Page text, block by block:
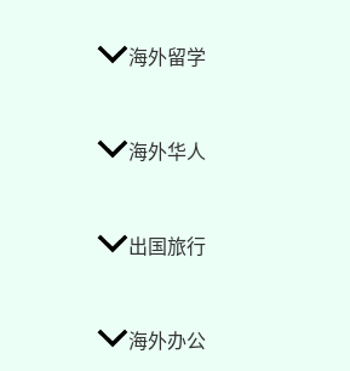
海外留学
海外华人
出国旅行
海外办公